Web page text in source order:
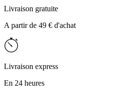
Livraison gratuite
A partir de 49 € d'achat
Livraison express
En 24 heures